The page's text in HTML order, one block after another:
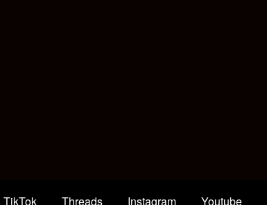
TikTok Threads Instagram Youtube